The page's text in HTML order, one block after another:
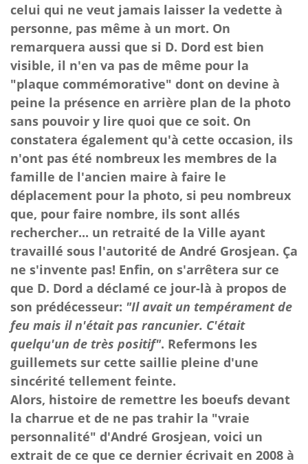
celui qui ne veut jamais laisser la vedette à
personne, pas même à un mort. On
remarquera aussi que si D. Dord est bien
visible, il n'en va pas de même pour la
"plaque commémorative" dont on devine à
peine la présence en arrière plan de la photo
sans pouvoir y lire quoi que ce soit. On
constatera également qu'à cette occasion, ils
n'ont pas été nombreux les membres de la
famille de l'ancien maire à faire le
déplacement pour la photo, si peu nombreux
que, pour faire nombre, ils sont allés
rechercher... un retraité de la Ville ayant
travaillé sous l'autorité de André Grosjean. Ça
ne s'invente pas! Enfin, on s'arrêtera sur ce
que D. Dord a déclamé ce jour-là à propos de
son prédécesseur: "Il avait un tempérament de
feu mais il n'était pas rancunier. C'était
quelqu'un de très positif". Refermons les
guillemets sur cette saillie pleine d'une
sincérité tellement feinte.
Alors, histoire de remettre les boeufs devant
la charrue et de ne pas trahir la "vraie
personnalité" d'André Grosjean, voici un
extrait de ce que ce dernier écrivait en 2008 à